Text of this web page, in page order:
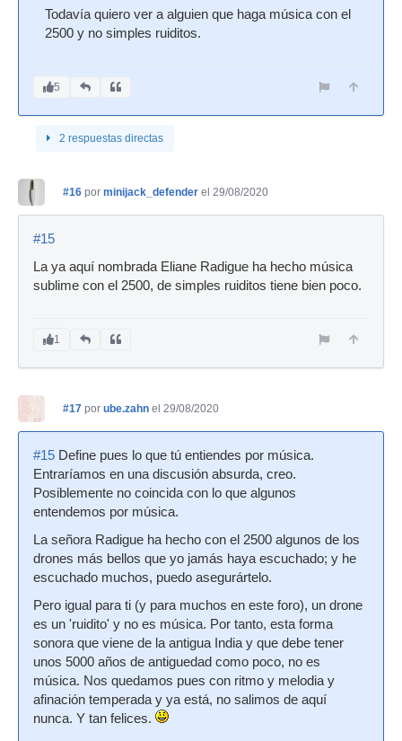
BanTodavía quiero ver a alguien que haga música con el
2500 y no simples ruiditos.
5
2 respuestas directas
#16 por minijack_defender el 29/08/2020
#15
La ya aquí nombrada Eliane Radigue ha hecho música
sublime con el 2500, de simples ruiditos tiene bien poco.
1
#17 por ube.zahn el 29/08/2020
#15 Define pues lo que tú entiendes por música.
Entraríamos en una discusión absurda, creo.
Posiblemente no coincida con lo que algunos
entendemos por música.
La señora Radigue ha hecho con el 2500 algunos de los
drones más bellos que yo jamás haya escuchado; y he
escuchado muchos, puedo asegurártelo.
Pero igual para ti (y para muchos en este foro), un drone
es un 'ruidito' y no es música. Por tanto, esta forma
sonora que viene de la antigua India y que debe tener
unos 5000 años de antiguedad como poco, no es
música. Nos quedamos pues con ritmo y melodia y
afinación temperada y ya está, no salimos de aquí
nunca. Y tan felices.